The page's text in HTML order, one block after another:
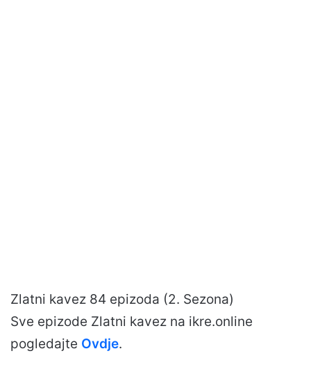
Zlatni kavez 84 epizoda (2. Sezona)
Sve epizode Zlatni kavez na ikre.online
pogledajte Ovdje.